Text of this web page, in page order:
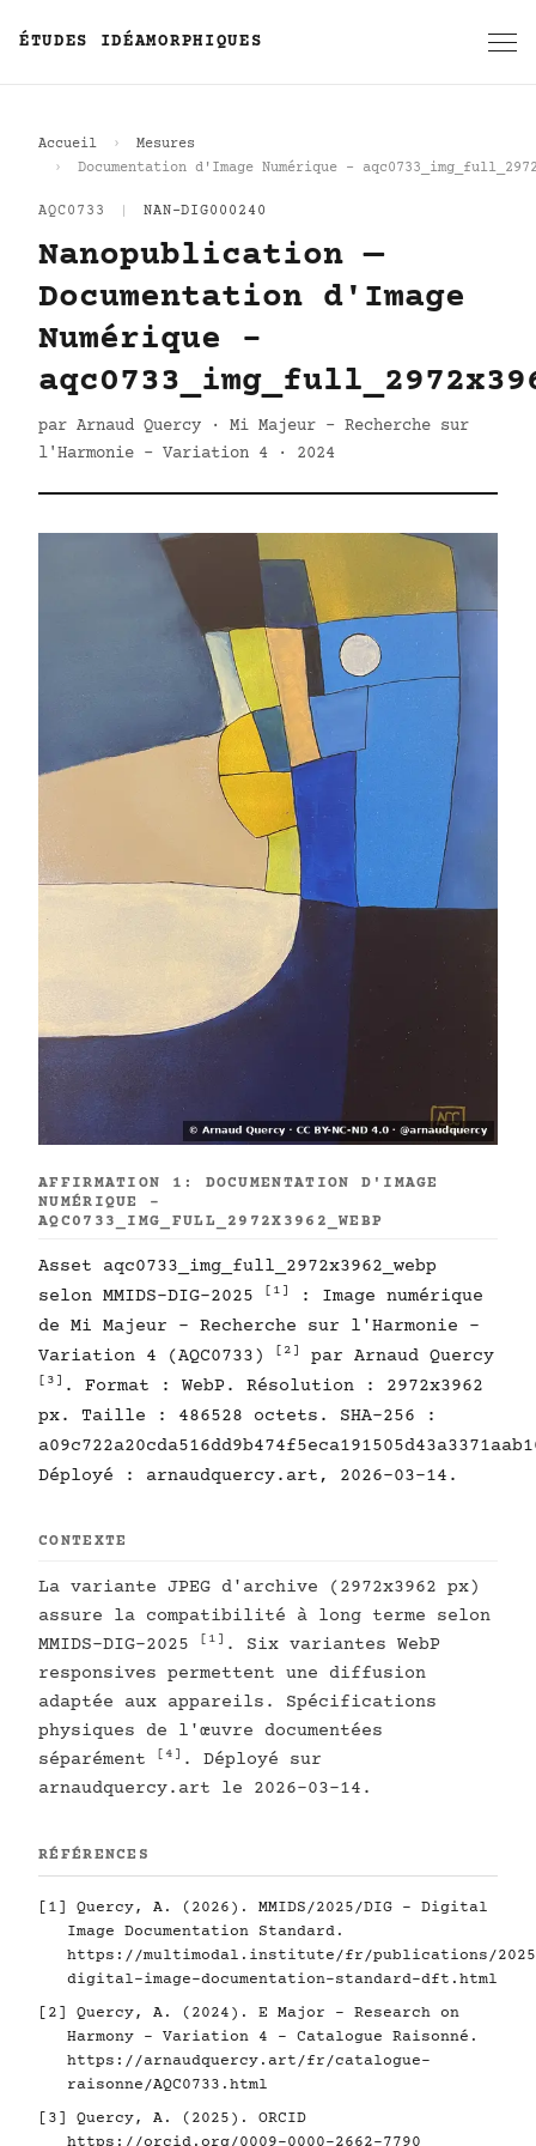
ÉTUDES IDÉAMORPHIQUES
Accueil
Mesures
Documentation d'Image Numérique -
AQC0733 NAN-DIG000240
Nanopublication —
Documentation d'Image
Numérique -
par Arnaud Quercy · Mi Majeur - Recherche sur
l'Harmonie - Variation 4 · 2024
AFFIRMATION 1: DOCUMENTATION D'IMAGE
NUMÉRIQUE -
AQC0733_IMG_FULL_2972X3962_WEBP
Asset aqc0733_img_full_2972x3962_webp
selon MMIDS-DIG-2025
[1]
: Image numérique
de Mi Majeur - Recherche sur l'Harmonie -
Variation 4 (AQC0733)
[2] par Arnaud Quercy
[3]
. Format : WebP. Résolution : 2972x3962
px. Taille : 486528 octets. SHA-256 :
Déployé : arnaudquercy.art, 2026-03-14.
CONTEXTE
La variante JPEG d'archive (2972x3962 px)
assure la compatibilité à long terme selon
MMIDS-DIG-2025
[1]
. Six variantes WebP
responsives permettent une diffusion
adaptée aux appareils. Spécifications
physiques de l'œuvre documentées
séparément
[4]
. Déployé sur
arnaudquercy.art le 2026-03-14.
RÉFÉRENCES
[1]
Quercy, A. (2026). MMIDS/2025/DIG - Digital
Image Documentation Standard.
https://multimodal.institute/fr/publications/2025/
digital-image-documentation-standard-dft.html
[2]
Quercy, A. (2024). E Major - Research on
Harmony - Variation 4 - Catalogue Raisonné.
https://arnaudquercy.art/fr/catalogue-
raisonne/AQC0733.html
[3]
Quercy, A. (2025). ORCID